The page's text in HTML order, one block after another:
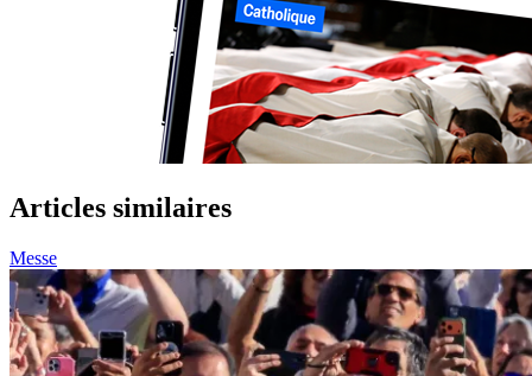
Articles similaires
Messe